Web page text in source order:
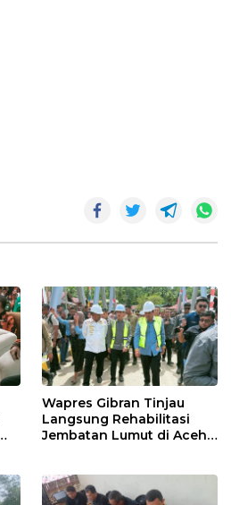
Wapres Gibran Tinjau
Langsung Rehabilitasi
Jembatan Lumut di Aceh